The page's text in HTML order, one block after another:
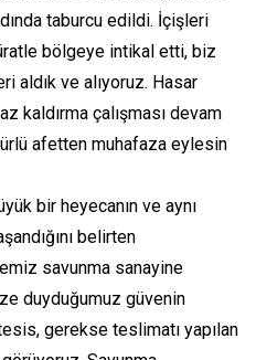
taburcu edildi. İçişleri
bölgeye intikal etti, biz
aldık ve alıyoruz. Hasar
kaldırma çalışması devam
afetten muhafaza eylesin
bir heyecanın ve aynı
belirten
savunma sanayine
duyduğumuz güvenin
gerekse teslimatı yapılan